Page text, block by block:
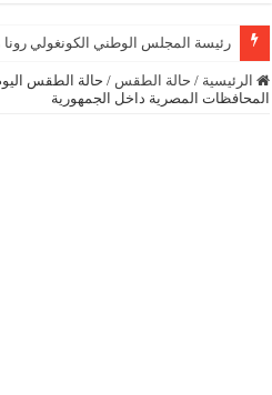
رئيسة المجلس الوطني الكونغولي رونا
الرئيسية / حالة الطقس /
المحافظات المصرية داخل الجمهورية